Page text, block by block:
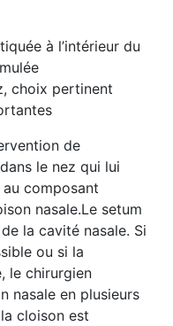
à l’intérieur du
choix pertinent
de
le nez qui lui
composant
nasale.Le setum
la cavité nasale. Si
ou si la
le chirurgien
nasale en plusieurs
cloison est